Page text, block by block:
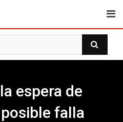
espera de
falla